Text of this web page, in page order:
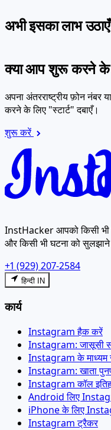
अभी इसका लाभ उठाएँ
क्या आप शुरू करने के
अपना अंतरराष्ट्रीय फ़ोन नंबर
करने के लिए "स्टार्ट" दबाएँ।
शुरू करें
InstHacker आपको किसी भी
और किसी भी घटना को
+1 (929) 207-2584
हिन्दी IN
कार्य
Instagram हैक करें
Instagram: जासूसी
Instagram के माध्यम
Instagram: खाता
Instagram कॉल
Android लिए
iPhone के लिए
Instagram ट्रैकर